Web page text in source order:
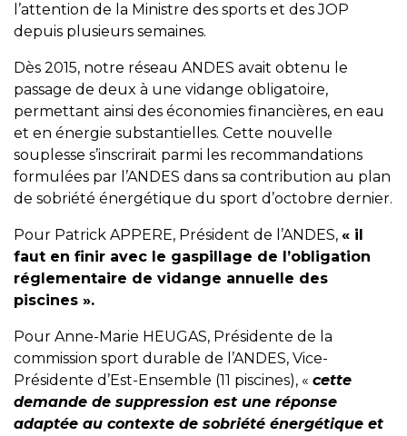
l’attention de la Ministre des sports et des JOP
depuis plusieurs semaines.
Dès 2015, notre réseau ANDES avait obtenu le
passage de deux à une vidange obligatoire,
permettant ainsi des économies financières, en eau
et en énergie substantielles. Cette nouvelle
souplesse s’inscrirait parmi les recommandations
formulées par l’ANDES dans sa contribution au plan
de sobriété énergétique du sport d’octobre dernier.
Pour Patrick APPERE, Président de l’ANDES, « il
faut en finir avec le gaspillage de l’obligation
réglementaire de vidange annuelle des
piscines ».
Pour Anne-Marie HEUGAS, Présidente de la
commission sport durable de l’ANDES, Vice-
Présidente d’Est-Ensemble (11 piscines), « cette
demande de suppression est une réponse
adaptée au contexte de sobriété énergétique et